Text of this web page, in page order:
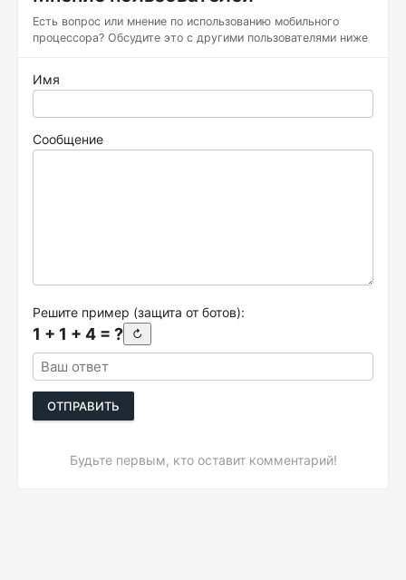
Есть вопрос или мнение по использованию мобильного
процессора? Обсудите это с другими пользователями ниже
Имя
Сообщение
Решите пример (защита от ботов):
1 + 1 + 4 = ? ↻
ОТПРАВИТЬ
Будьте первым, кто оставит комментарий!